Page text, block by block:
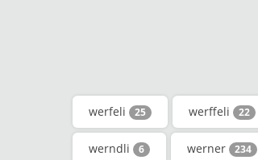
werfeli 25 werffeli 22
werndli 6 werner 234